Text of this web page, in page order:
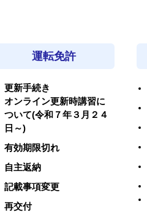
運転免許
更新手続き
オンライン更新時講習に
ついて(令和７年３月２４
日～)
有効期限切れ
自主返納
記載事項変更
再交付